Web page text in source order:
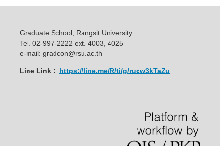
Graduate School, Rangsit University
Tel. 02-997-2222 ext. 4003, 4025
e-mail: gradcon@rsu.ac.th
Line Link : https://line.me/R/ti/g/rucw3kTaZu